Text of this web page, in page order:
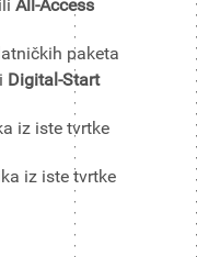
ili All-Access
paketa
Digital-Start
iz iste tvrtke
iz iste tvrtke